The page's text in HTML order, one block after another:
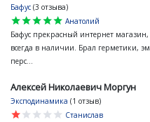
Бафус (3 отзыва)
star
star
star
star
star
Анатолий
Бафус прекрасный интернет
всегда в наличии. Брал герметики,
перс...
Алексей Николаевич Моргун
Эксподинамика (1 отзыв)
star
star
star
star
star
Станислав